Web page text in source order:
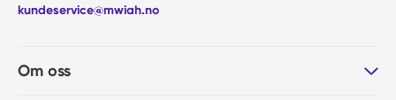
kundeservice@mwiah.no
Om oss